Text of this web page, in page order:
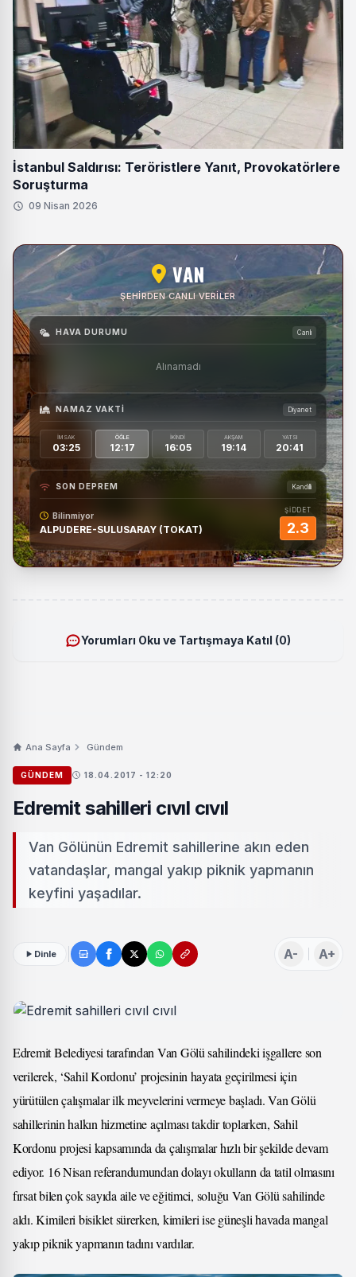
İstanbul Saldırısı: Teröristlere Yanıt, Provokatörlere
Soruşturma
09 Nisan 2026
VAN
ŞEHIRDEN CANLI VERILER
HAVA DURUMU Canlı
Alınamadı
NAMAZ VAKTI Diyanet
İMSAK
03:25
ÖĞLE
12:17
İKINDI
16:05
AKŞAM
19:14
YATSI
20:41
SON DEPREM Kandilli
Bilinmiyor
ALPUDERE-SULUSARAY (TOKAT)
ŞİDDET
2.3
Yorumları Oku ve Tartışmaya Katıl (0)
Ana Sayfa Gündem
GÜNDEM 18.04.2017 - 12:20
Edremit sahilleri cıvıl cıvıl
Van Gölünün Edremit sahillerine akın eden
vatandaşlar, mangal yakıp piknik yapmanın
keyfini yaşadılar.
Dinle A- A+
Edremit Belediyesi tarafından Van Gölü sahilindeki işgallere son
verilerek, ‘Sahil Kordonu’ projesinin hayata geçirilmesi için
yürütülen çalışmalar ilk meyvelerini vermeye başladı. Van Gölü
sahillerinin halkın hizmetine açılması takdir toplarken, Sahil
Kordonu projesi kapsamında da çalışmalar hızlı bir şekilde devam
ediyor. 16 Nisan referandumundan dolayı okulların da tatil olmasını
fırsat bilen çok sayıda aile ve eğitimci, soluğu Van Gölü sahilinde
aldı. Kimileri bisiklet sürerken, kimileri ise güneşli havada mangal
yakıp piknik yapmanın tadını vardılar.